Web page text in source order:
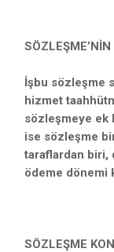
SÖZLEŞME’NİN
İşbu sözleşme
hizmet
sözleşmeye ek
ise sözleşme
taraflardan
ödeme dönemi
SÖZLEŞME